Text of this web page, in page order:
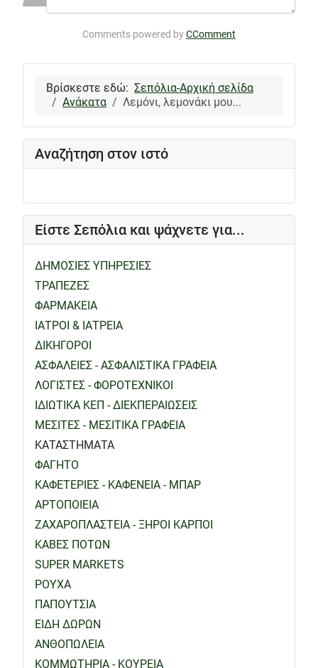
Αναζήτηση στον ιστό
Είστε Σεπόλια και ψάχνετε για...
ΔΗΜΟΣΙΕΣ ΥΠΗΡΕΣΙΕΣ
ΤΡΑΠΕΖΕΣ
ΦΑΡΜΑΚΕΙΑ
ΙΑΤΡΟΙ & ΙΑΤΡΕΙΑ
ΔΙΚΗΓΟΡΟΙ
ΑΣΦΑΛΕΙΕΣ - ΑΣΦΑΛΙΣΤΙΚΑ ΓΡΑΦΕΙΑ
ΛΟΓΙΣΤΕΣ - ΦΟΡΟΤΕΧΝΙΚΟΙ
ΙΔΙΩΤΙΚΑ ΚΕΠ - ΔΙΕΚΠΕΡΑΙΩΣΕΙΣ
ΜΕΣΙΤΕΣ - ΜΕΣΙΤΙΚΑ ΓΡΑΦΕΙΑ
ΚΑΤΑΣΤΗΜΑΤΑ
ΦΑΓΗΤΟ
ΚΑΦΕΤΕΡΙΕΣ - ΚΑΦΕΝΕΙΑ - ΜΠΑΡ
ΑΡΤΟΠΟΙΕΙΑ
ΖΑΧΑΡΟΠΛΑΣΤΕΙΑ - ΞΗΡΟΙ ΚΑΡΠΟΙ
ΚΑΒΕΣ ΠΟΤΩΝ
SUPER MARKETS
ΡΟΥΧΑ
ΠΑΠΟΥΤΣΙΑ
ΕΙΔΗ ΔΩΡΩΝ
ΑΝΘΟΠΩΛΕΙΑ
ΚΟΜΜΩΤΗΡΙΑ - ΚΟΥΡΕΙΑ
Comments powered byCComment
Βρίσκεστε εδώ: Σεπόλια-Αρχική σελίδα
Ανάκατα
Λεμόνι, λεμονάκι μου...